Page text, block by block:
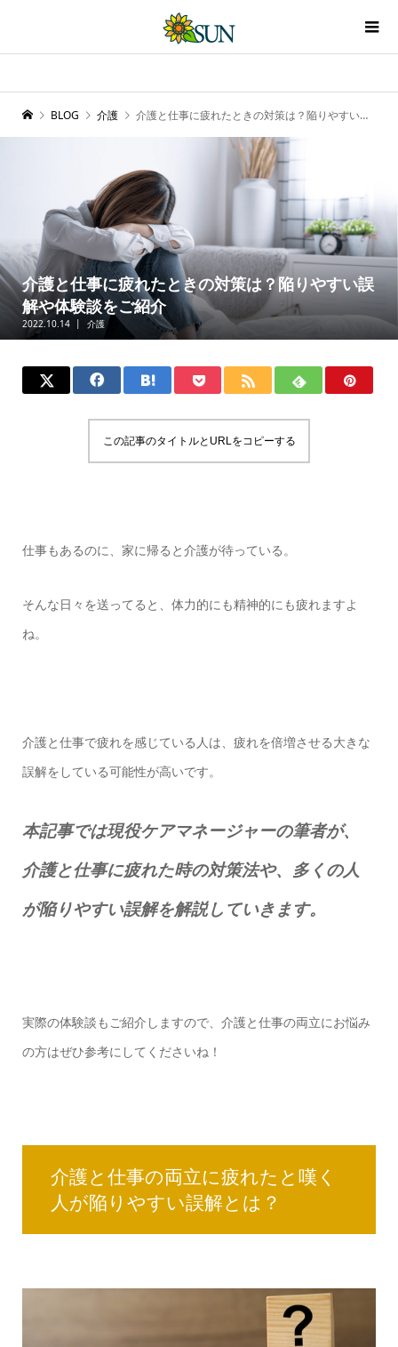
BLOG 介護 介護と仕事に疲れたときの対策は？陥りやすい誤解や体験談をご紹介
介護と仕事に疲れたときの対策は？陥りやすい誤
解や体験談をご紹介
2022.10.14 介護
この記事のタイトルとURLをコピーする
仕事もあるのに、家に帰ると介護が待っている。
そんな日々を送ってると、体力的にも精神的にも疲れますよ
ね。
介護と仕事で疲れを感じている人は、疲れを倍増させる大きな
誤解をしている可能性が高いです。
本記事では現役ケアマネージャーの筆者が、
介護と仕事に疲れた時の対策法や、多くの人
が陥りやすい誤解を解説していきます。
実際の体験談もご紹介しますので、介護と仕事の両立にお悩み
の方はぜひ参考にしてくださいね！
介護と仕事の両立に疲れたと嘆く
人が陥りやすい誤解とは？